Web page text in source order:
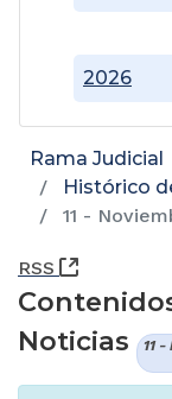
2026
Rama Judicial
Histórico
11 -
RSS (Abre una
Noticias
11 -